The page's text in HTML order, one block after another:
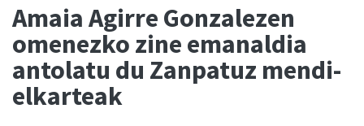
Amaia Agirre Gonzalezen
omenezko zine emanaldia
antolatu du Zanpatuz mendi-
elkarteak